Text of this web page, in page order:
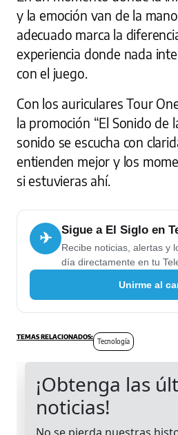
y la emoción van de la
adecuado marca la
experiencia donde nada
con el juego.
Con los auriculares Tour
la promoción “El Sonido de
sonido se escucha con
entienden mejor y los
si estuvieras ahí.
✈ Sigue a El Siglo en
Recibe noticias, alertas y
día directamente en tu
Unirme al
Tecnología